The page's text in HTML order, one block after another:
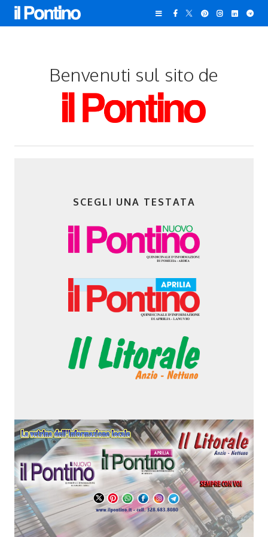
Benvenuti sul sito de
SCEGLI UNA TESTATA